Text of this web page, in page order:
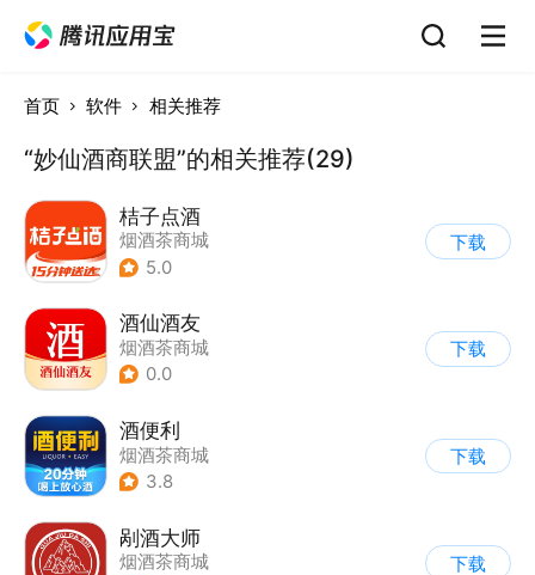
首页 软件 相关推荐
“妙仙酒商联盟”的相关推荐(29)
桔子点酒
烟酒茶商城
5.0
下载
酒仙酒友
烟酒茶商城
0.0
下载
酒便利
烟酒茶商城
3.8
下载
剐酒大师
烟酒茶商城
下载